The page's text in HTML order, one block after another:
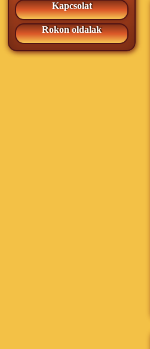
Kapcsolat
Rokon oldalak